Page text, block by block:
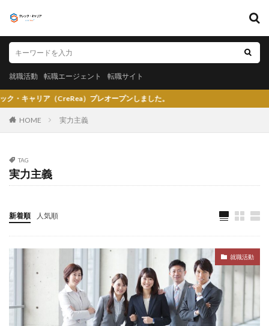
就職活動 転職エージェント 転職サイト
）プレオープンしました。
HOME 実力主義
TAG
実力主義
新着順 人気順
就職活動
就職活動 転職エージェント 転職サイト
カテゴリー
〇〇力
大手人気企業
就活サイト
就活塾
大卒新卒
性格一覧
志望動機
心理テスト
後悔 強みが見つからない
強み
平均年収
平均 就職浪人
就職